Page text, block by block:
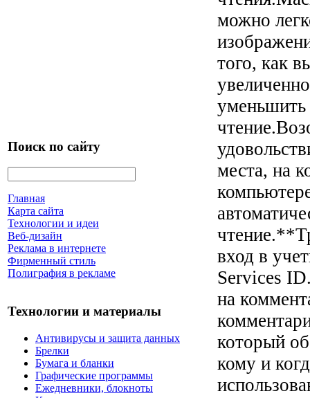
Поиск по сайту
Главная
Карта сайта
Технологии и идеи
Веб-дизайн
Реклама в интернете
Фирменный стиль
Полиграфия в рекламе
Технологии и материалы
Антивирусы и защита данных
Брелки
Бумага и бланки
Графические программы
Ежедневники, блокноты
можно
того, как
уменьшить
места, на
вход в
Services
на
который
кому и